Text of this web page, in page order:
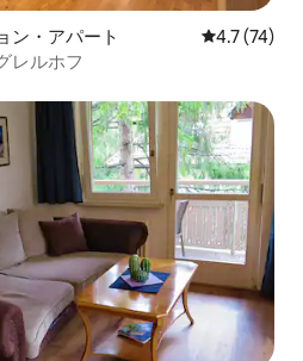
ン・アパート レビュー74
4.7 (74)
レルホフ